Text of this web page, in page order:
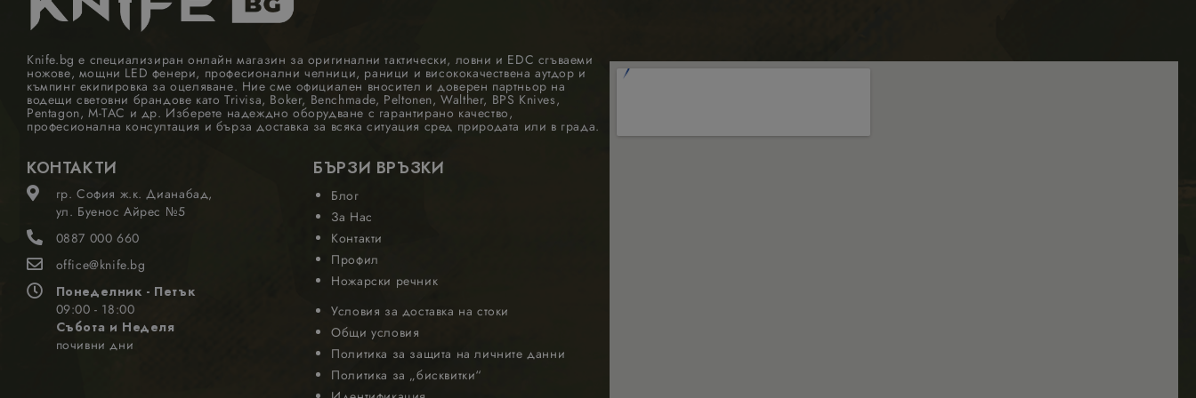
Knife.bg е специализиран онлайн магазин за оригинални тактически, ловни и EDC сгъваеми
ножове, мощни LED фенери, професионални челници, раници и висококачествена аутдор и
къмпинг екипировка за оцеляване. Ние сме официален вносител и доверен партньор на
водещи световни брандове като Trivisa, Boker, Benchmade, Peltonen, Walther, BPS Knives,
Pentagon, M-TAC и др. Изберете надеждно оборудване с гарантирано качество,
професионална консултация и бърза доставка за всяка ситуация сред природата или в града.
КОНТАКТИ
гр. София ж.к. Дианабад,
ул. Буенос Айрес №5
0887 000 660
office@knife.bg
Понеделник - Петък
09:00 - 18:00
Събота и Неделя
почивни дни
БЪРЗИ ВРЪЗКИ
Блог
За Нас
Контакти
Профил
Ножарски речник
Условия за доставка на стоки
Общи условия
Политика за защита на личните данни
Политика за „бисквитки“